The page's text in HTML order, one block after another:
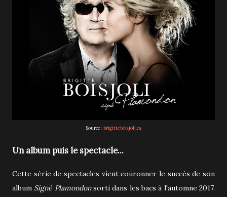
Source :brigitteboisjoli.ca
Un album puis le spectacle...
Cette série de spectacles vient couronner le succès de son
album Signé Plamondonsorti dans les bacs à l'automne 2017.